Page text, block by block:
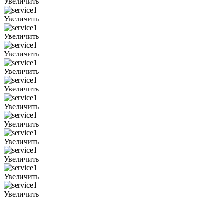
Увеличить
Увеличить
Увеличить
Увеличить
Увеличить
Увеличить
Увеличить
Увеличить
Увеличить
Увеличить
Увеличить